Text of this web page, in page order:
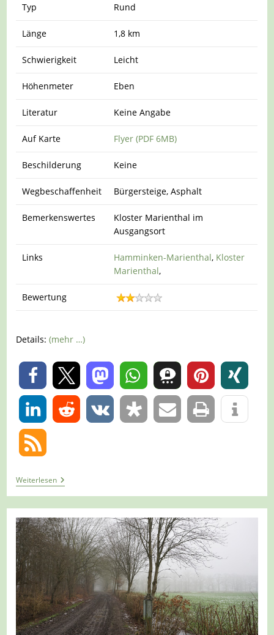
Typ Rund
Länge 1,8 km
Schwierigkeit Leicht
Höhenmeter Eben
Literatur Keine Angabe
Auf Karte Flyer (PDF 6MB)
Beschilderung Keine
Wegbeschaffenheit Bürgersteige, Asphalt
Bemerkenswertes
Kloster Marienthal im
Ausgangsort
Links Hamminken-Marienthal, Kloster
Marienthal,
Bewertung
Details:(mehr …)
0
0
WeiterlesenTour
1363
–
Hamminkeln-
Marienthal
–
So
War’s
Einmal
–
B1A